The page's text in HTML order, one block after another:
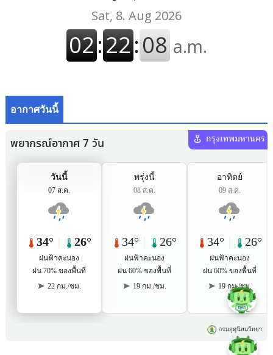
อากาศวันนี้